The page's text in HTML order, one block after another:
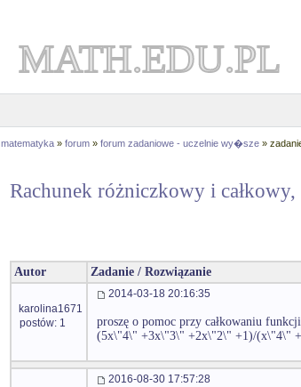
MATH.EDU.PL
matematyka » forum » forum zadaniowe - uczelnie wy�sze »
Rachunek różniczkowy i całkowy,
Autor Zadanie / Rozwiązanie
karolina1671
postów: 1
2014-03-18 20:16:35
proszę o pomoc przy całkowaniu
(5x\"4\" +3x\"3\" +2x\"2\" +1)/(x\"4\"
2016-08-30 17:57:28